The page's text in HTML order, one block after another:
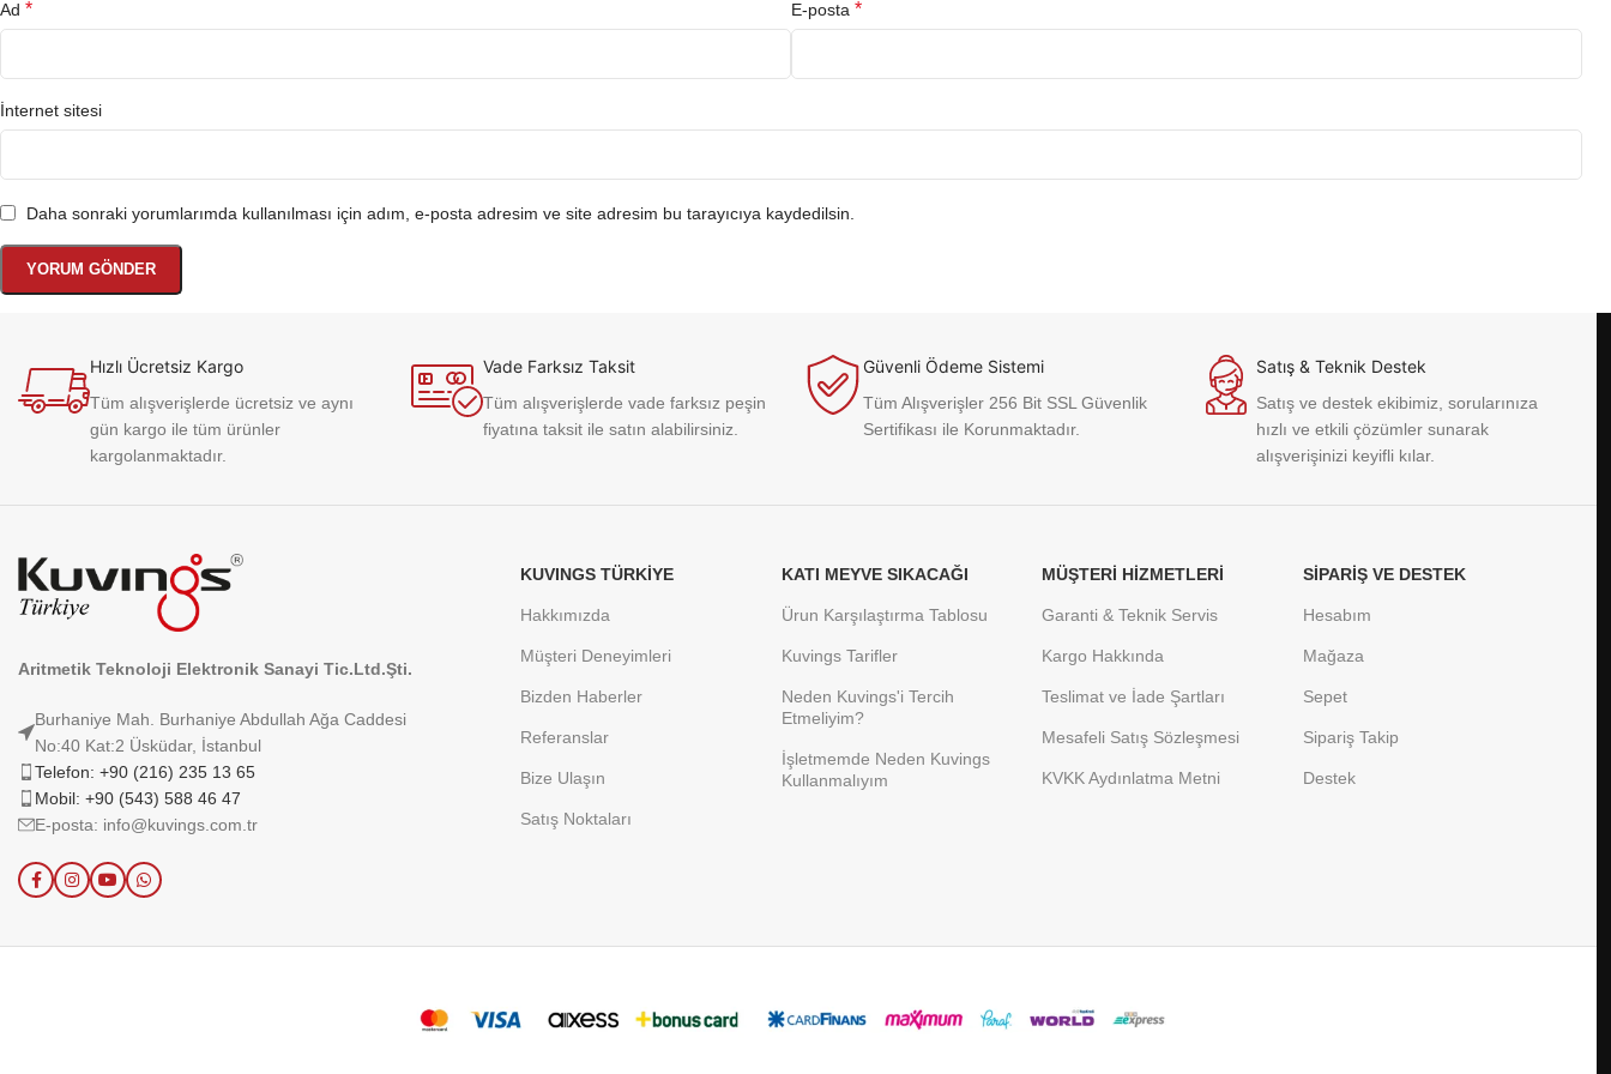
Ad * E-posta *
İnternet sitesi
Daha sonraki yorumlarımda kullanılması için adım, e-posta adresim ve site adresim bu tarayıcıya kaydedilsin.
Hızlı Ücretsiz Kargo
Tüm alışverişlerde ücretsiz ve aynı
gün kargo ile tüm ürünler
kargolanmaktadır.
Vade Farksız Taksit
Tüm alışverişlerde vade farksız peşin
fiyatına taksit ile satın alabilirsiniz.
Güvenli Ödeme Sistemi
Tüm Alışverişler 256 Bit SSL Güvenlik
Sertifikası ile Korunmaktadır.
Satış & Teknik Destek
Satış ve destek ekibimiz, sorularınıza
hızlı ve etkili çözümler sunarak
alışverişinizi keyifli kılar.
Aritmetik Teknoloji Elektronik Sanayi Tic.Ltd.Şti.
Burhaniye Mah. Burhaniye Abdullah Ağa Caddesi
No:40 Kat:2 Üsküdar, İstanbul
Telefon: +90 (216) 235 13 65
Mobil: +90 (543) 588 46 47
E-posta: info@kuvings.com.tr
KUVINGS TÜRKIYE
Hakkımızda
Müşteri Deneyimleri
Bizden Haberler
Referanslar
Bize Ulaşın
Satış Noktaları
KATI MEYVE SIKACAĞI
Ürun Karşılaştırma Tablosu
Kuvings Tarifler
Neden Kuvings'i Tercih
Etmeliyim?
İşletmemde Neden Kuvings
Kullanmalıyım
MÜŞTERI HIZMETLERI
Garanti & Teknik Servis
Kargo Hakkında
Teslimat ve İade Şartları
Mesafeli Satış Sözleşmesi
KVKK Aydınlatma Metni
SIPARIŞ VE DESTEK
Hesabım
Mağaza
Sepet
Sipariş Takip
Destek